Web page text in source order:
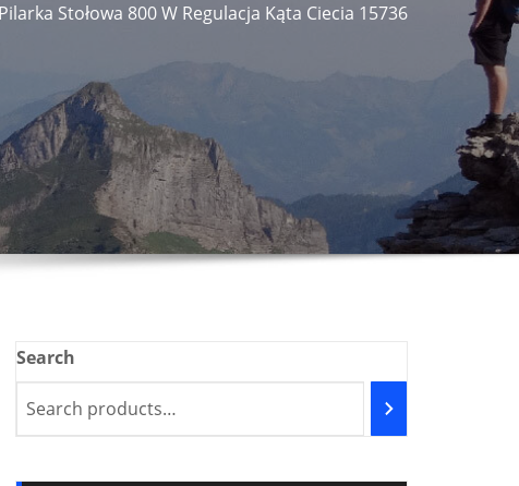
Stołowa 800 W Regulacja Kąta Ciecia 15736
Search